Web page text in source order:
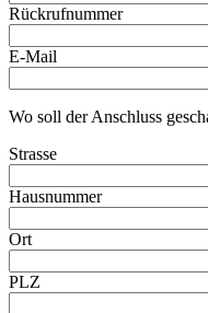
Rückrufnummer
E-Mail
Wo soll der Anschluss
Strasse
Hausnummer
Ort
PLZ